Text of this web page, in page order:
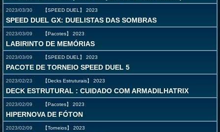
2023/03/30 【SPEED DUEL】 2023
SPEED DUEL GX: DUELISTAS DAS SOMBRAS
2023/03/09 【Pacotes】 2023
LABIRINTO DE MEMÓRIAS
2023/03/09 【SPEED DUEL】 2023
PACOTE DE TORNEIO SPEED DUEL 5
2023/02/23 【Decks Estruturais】 2023
DECK ESTRUTURAL : CUIDADO COM ARMADILHATRIX
2023/02/09 【Pacotes】 2023
HIPERNOVA DE FÓTON
2023/02/09 【Torneios】 2023